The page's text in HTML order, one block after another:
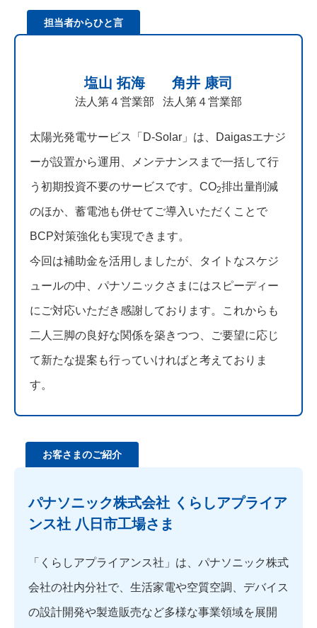
担当者からひと言
塩山 拓海
法人第４営業部
角井 康司
法人第４営業部
太陽光発電サービス「D-Solar」は、Daigasエナジ
ーが設置から運用、メンテナンスまで一括して行
う初期投資不要のサービスです。CO2排出量削減
のほか、蓄電池も併せてご導入いただくことで
BCP対策強化も実現できます。
今回は補助金を活用しましたが、タイトなスケジ
ュールの中、パナソニックさまにはスピーディー
にご対応いただき感謝しております。これからも
二人三脚の良好な関係を築きつつ、ご要望に応じ
て新たな提案も行っていければと考えておりま
す。
お客さまのご紹介
パナソニック株式会社 くらしアプライア
ンス社 八日市工場さま
「くらしアプライアンス社」は、パナソニック株式
会社の社内分社で、生活家電や空質空調、デバイス
の設計開発や製造販売など多様な事業領域を展開